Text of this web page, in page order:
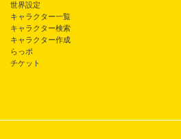
世界設定
キャラクター一覧
キャラクター検索
キャラクター作成
らっポ
チケット